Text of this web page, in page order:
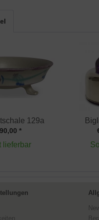
129a
*
lieferbar